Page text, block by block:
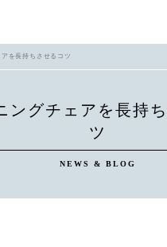
を長持ちさせるコツ
ングチェアを長持
ツ
NEWS & BLOG